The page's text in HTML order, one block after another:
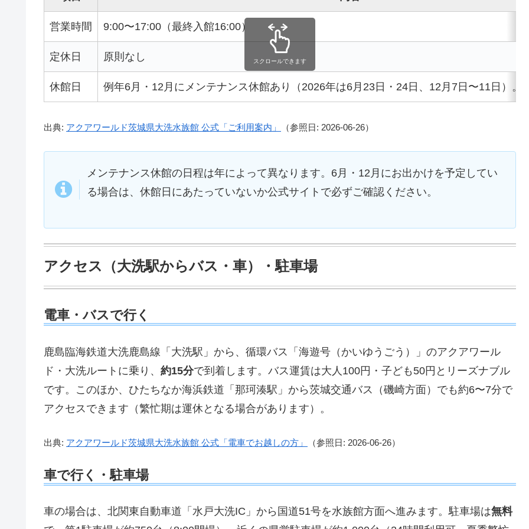
営業時間 9:00〜17:00（最終入館16:00）
定休日 原則なし
休館日 例年6月・12月にメンテナンス休館あり（2026年は6月23日・24日、12月7日〜11日）。
スクロールできます
出典: アクアワールド茨城県大洗水族館 公式「ご利用案内」 （参照日: 2026-06-26）
メンテナンス休館の日程は年によって異なります。6月・12月にお出かけを予定してい
る場合は、休館日にあたっていないか公式サイトで必ずご確認ください。
アクセス（大洗駅からバス・車）・駐車場
電車・バスで行く
鹿島臨海鉄道大洗鹿島線「大洗駅」から、循環バス「海遊号（かいゆうごう）」のアクアワール
ド・大洗ルートに乗り、 約15分で到着します。バス運賃は大人100円・子ども50円とリーズナブル
です。このほか、ひたちなか海浜鉄道「那珂湊駅」から茨城交通バス（磯崎方面）でも約6〜7分で
アクセスできます（繁忙期は運休となる場合があります）。
出典: アクアワールド茨城県大洗水族館 公式「電車でお越しの方」 （参照日: 2026-06-26）
車で行く・駐車場
車の場合は、北関東自動車道「水戸大洗IC」から国道51号を水族館方面へ進みます。駐車場は無料